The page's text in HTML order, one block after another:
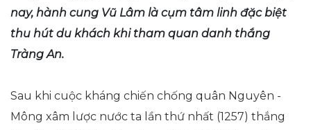
nay, hành cung Vũ Lâm là cụm tâm linh đặc biệt
thu hút du khách khi tham quan danh thắng
Tràng An.
Sau khi cuộc kháng chiến chống quân Nguyên -
Mông xâm lược nước ta lần thứ nhất (1257) thắng